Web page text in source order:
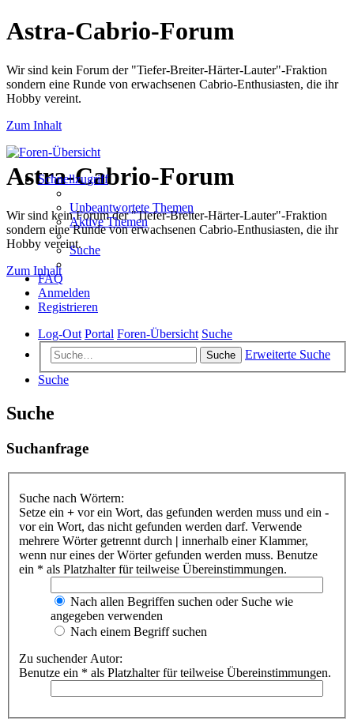
Astra-Cabrio-Forum
Wir sind kein Forum der "Tiefer-Breiter-Härter-Lauter"-Fraktion
sondern eine Runde von erwachsenen Cabrio-Enthusiasten, die ihr
Hobby vereint.
Zum Inhalt
Astra-Cabrio-Forum
Wir sind kein Forum der "Tiefer-Breiter-Härter-Lauter"-Fraktion
sondern eine Runde von erwachsenen Cabrio-Enthusiasten, die ihr
Hobby vereint.
Zum Inhalt
Schnellzugriff
Unbeantwortete Themen
Aktive Themen
Suche
FAQ
Anmelden
Registrieren
Log-Out Portal Foren-Übersicht Suche
Suche
Erweiterte Suche
Suche
Suche
Suchanfrage
Suche nach Wörtern:
Setze ein + vor ein Wort, das gefunden werden muss und ein -
vor ein Wort, das nicht gefunden werden darf. Verwende
mehrere Wörter getrennt durch | innerhalb einer Klammer,
wenn nur eines der Wörter gefunden werden muss. Benutze
ein * als Platzhalter für teilweise Übereinstimmungen.
Nach allen Begriffen suchen oder Suche wie
angegeben verwenden
Nach einem Begriff suchen
Zu suchender Autor:
Benutze ein * als Platzhalter für teilweise Übereinstimmungen.